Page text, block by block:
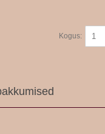
Kogus: